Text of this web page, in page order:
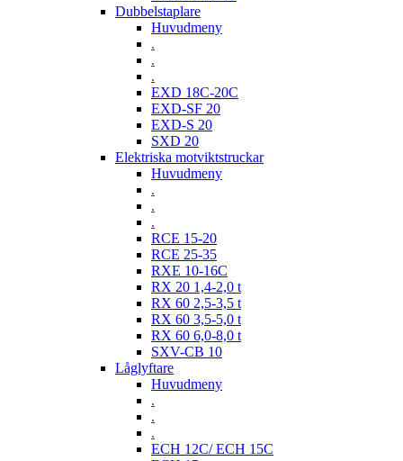
Dubbelstaplare
Huvudmeny
.
.
.
EXD 18C-20C
EXD-SF 20
EXD-S 20
SXD 20
Elektriska motviktstruckar
Huvudmeny
.
.
.
RCE 15-20
RCE 25-35
RXE 10-16C
RX 20 1,4-2,0 t
RX 60 2,5-3,5 t
RX 60 3,5-5,0 t
RX 60 6,0-8,0 t
SXV-CB 10
Låglyftare
Huvudmeny
.
.
.
ECH 12C/ ECH 15C